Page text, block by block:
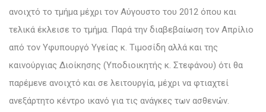
ανοιχτό το τμήμα μέχρι τον Αύγουστο του 2012 όπου και
τελικά έκλεισε το τμήμα. Παρά την διαβεβαίωση τον Απρίλιο
από τον Υφυπουργό Υγείας κ. Τιμοσίδη αλλά και της
καινούργιας Διοίκησης (Υποδιοικητής κ. Στεφάνου) ότι θα
παρέμενε ανοιχτό και σε λειτουργία, μέχρι να φτιαχτεί
ανεξάρτητο κέντρο ικανό για τις ανάγκες των ασθενών.